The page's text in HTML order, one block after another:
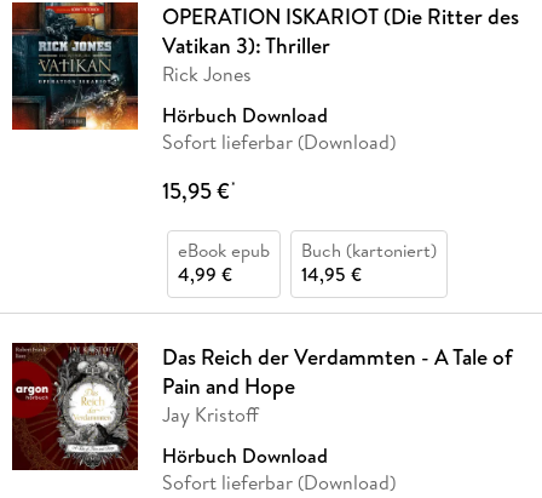
OPERATION ISKARIOT (Die Ritter des
Vatikan 3): Thriller
Rick Jones
Hörbuch Download
Sofort lieferbar (Download)
15,95 €*
eBook epub
4,99 €
Buch (kartoniert)
14,95 €
Das Reich der Verdammten - A Tale of
Pain and Hope
Jay Kristoff
Hörbuch Download
Sofort lieferbar (Download)